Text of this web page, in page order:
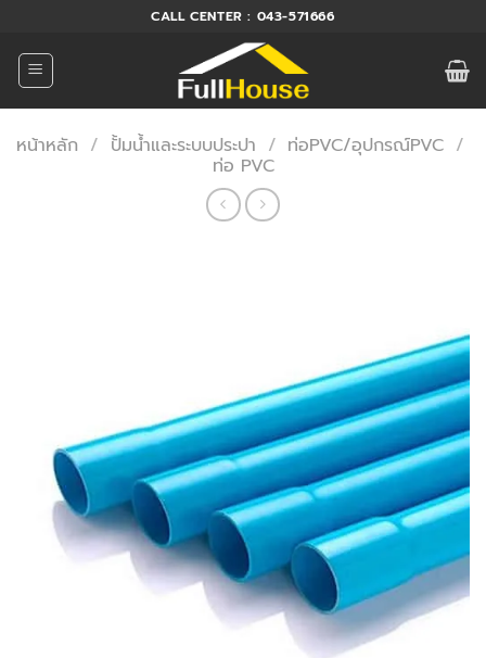
ยัง
เนื้อหา
CALL CENTER : 043-571666
หน้าหลัก / ปั้มน้ำและระบบประปา / ท่อPVC/อุปกรณ์PVC /
ท่อ PVC